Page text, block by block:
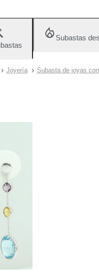
Subastas
Joyería Subasta de joyas